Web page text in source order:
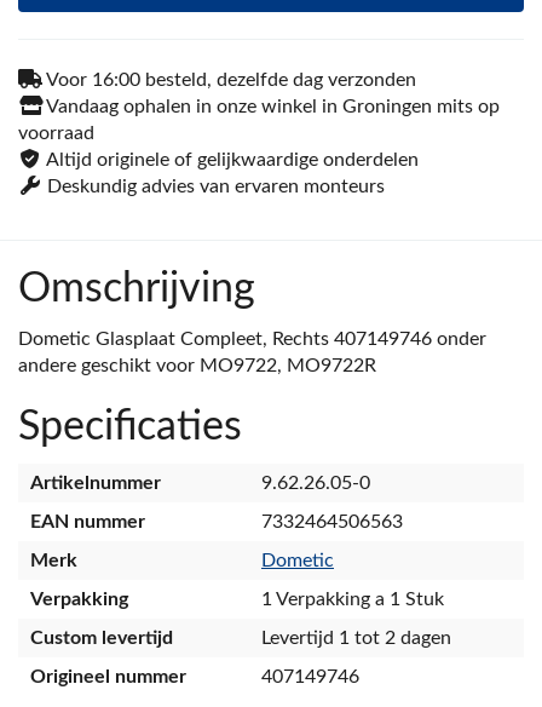
Voor 16:00 besteld, dezelfde dag verzonden
Vandaag ophalen in onze winkel in Groningen mits op
voorraad
Altijd originele of gelijkwaardige onderdelen
Deskundig advies van ervaren monteurs
Omschrijving
Dometic Glasplaat Compleet, Rechts 407149746 onder
andere geschikt voor MO9722, MO9722R
Specificaties
Artikelnummer
9.62.26.05-0
EAN nummer
7332464506563
Merk
Dometic
Verpakking
1 Verpakking a 1 Stuk
Custom levertijd
Levertijd 1 tot 2 dagen
Origineel nummer
407149746